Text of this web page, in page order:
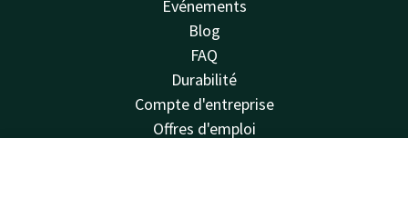
Événements
Blog
FAQ
Durabilité
Compte d'entreprise
Offres d'emploi